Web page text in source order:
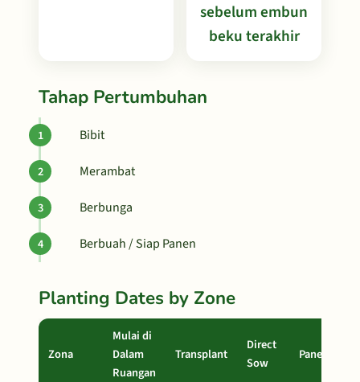
sebelum embun
beku terakhir
Tahap Pertumbuhan
Bibit
Merambat
Berbunga
Berbuah / Siap Panen
Planting Dates by Zone
Zona
Mulai di
Dalam
Ruangan
Transplant
Direct
Sow
Panen